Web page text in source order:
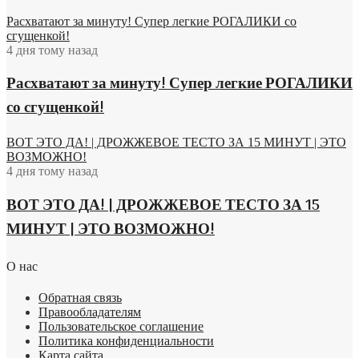
Расхватают за минуту! Супер легкие РОГАЛИКИ со
сгущенкой!
4 дня тому назад
Расхватают за минуту! Супер легкие РОГАЛИКИ
со сгущенкой!
ВОТ ЭТО ДА! | ДРОЖЖЕВОЕ ТЕСТО ЗА 15 МИНУТ | ЭТО
ВОЗМОЖНО!
4 дня тому назад
ВОТ ЭТО ДА! | ДРОЖЖЕВОЕ ТЕСТО ЗА 15
МИНУТ | ЭТО ВОЗМОЖНО!
О нас
Обратная связь
Правообладателям
Пользовательское соглашение
Политика конфиденциальности
Карта сайта